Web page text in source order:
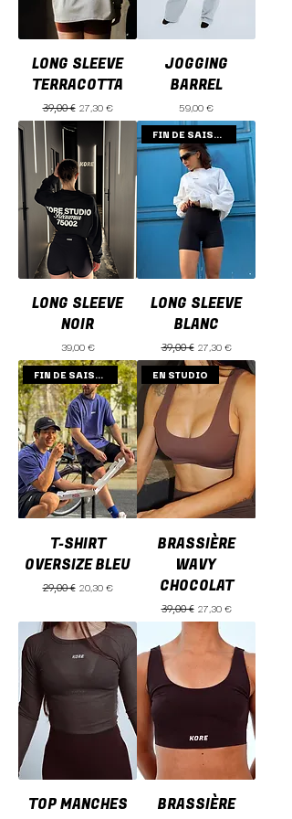
LONG SLEEVE
TERRACOTTA
Prix original
39,00 € Prix promotionnel
27,30 €
JOGGING
BARREL
Prix
59,00 €
LONG SLEEVE
NOIR
Prix
39,00 €
FIN DE SAISON
LONG SLEEVE
BLANC
Prix original
39,00 € Prix promotionnel
27,30 €
FIN DE SAISON
T-SHIRT
OVERSIZE BLEU
Prix original
29,00 € Prix promotionnel
20,30 €
EN STUDIO
BRASSIÈRE
WAVY
CHOCOLAT
Prix original
39,00 € Prix promotionnel
27,30 €
TOP MANCHES
BRASSIÈRE